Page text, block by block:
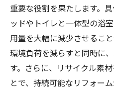
重要な役割を果たします。
ッドやトイレと一体型の浴
用量を大幅に減少させるこ
環境負荷を減らすと同時に
す。さらに、リサイクル素
とで、持続可能なリフォーム